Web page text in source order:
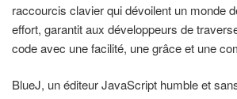
raccourcis clavier qui dévoilent un monde
effort, garantit aux développeurs de
code avec une facilité, une grâce et une
BlueJ, un éditeur JavaScript humble et